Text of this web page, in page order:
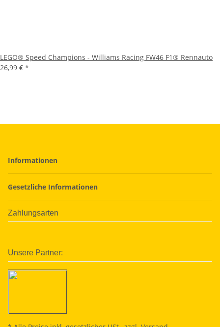
LEGO® Speed Champions - Williams Racing FW46 F1® Rennauto
26,99 € *
Informationen
Gesetzliche Informationen
Zahlungsarten
Unsere Partner: